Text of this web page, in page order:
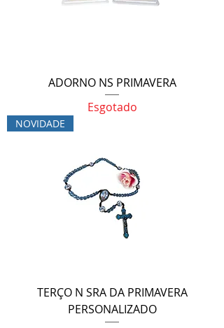
ADORNO NS PRIMAVERA
Esgotado
NOVIDADE
TERÇO N SRA DA PRIMAVERA
PERSONALIZADO